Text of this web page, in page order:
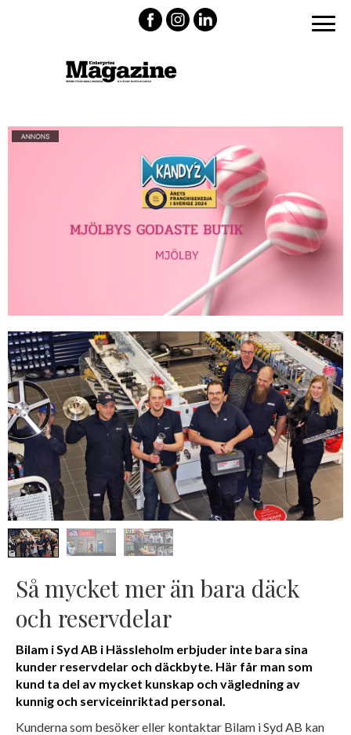
Så mycket mer än bara däck
och reservdelar
Bilam i Syd AB i Hässleholm erbjuder inte bara sina
kunder reservdelar och däckbyte. Här får man som
kund ta del av mycket kunskap och vägledning av
kunnig och serviceinriktad personal.
Kunderna som besöker eller kontaktar Bilam i Syd AB kan